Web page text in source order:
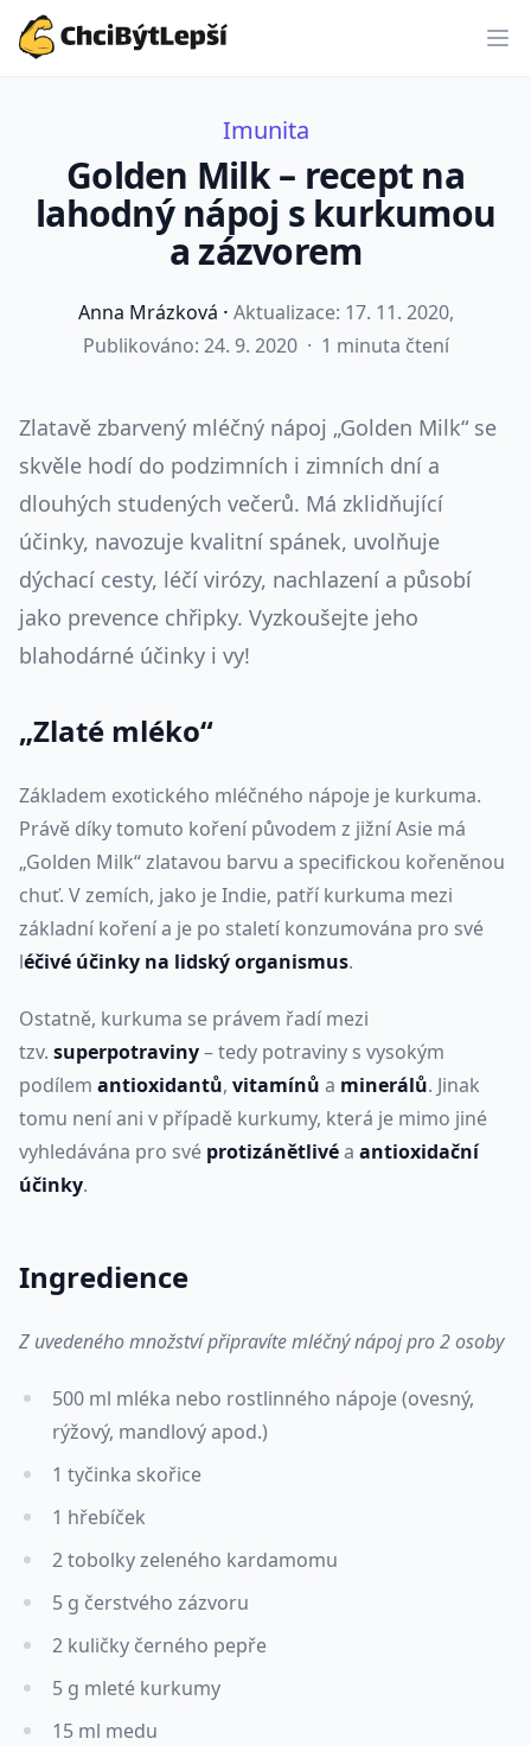
Imunita
Golden Milk – recept na
lahodný nápoj s kurkumou
a zázvorem
Anna Mrázková · Aktualizace: 17. 11. 2020,
Publikováno: 24. 9. 2020 · 1 minuta čtení
Zlatavě zbarvený mléčný nápoj „Golden Milk“ se
skvěle hodí do podzimních i zimních dní a
dlouhých studených večerů. Má zklidňující
účinky, navozuje kvalitní spánek, uvolňuje
dýchací cesty, léčí virózy, nachlazení a působí
jako prevence chřipky. Vyzkoušejte jeho
blahodárné účinky i vy!
„Zlaté mléko“
Základem exotického mléčného nápoje je kurkuma.
Právě díky tomuto koření původem z jižní Asie má
„Golden Milk“ zlatavou barvu a specifickou kořeněnou
chuť. V zemích, jako je Indie, patří kurkuma mezi
základní koření a je po staletí konzumována pro své
léčivé účinky na lidský organismus.
Ostatně, kurkuma se právem řadí mezi
tzv. superpotraviny– tedy potraviny s vysokým
podílem antioxidantů, vitamínů a minerálů. Jinak
tomu není ani v případě kurkumy, která je mimo jiné
vyhledávána pro své protizánětlivéa antioxidační
účinky.
Ingredience
Z uvedeného množství připravíte mléčný nápoj pro 2 osoby
500 ml mléka nebo rostlinného nápoje (ovesný,
rýžový, mandlový apod.)
1 tyčinka skořice
1 hřebíček
2 tobolky zeleného kardamomu
5 g čerstvého zázvoru
2 kuličky černého pepře
5 g mleté kurkumy
15 ml medu